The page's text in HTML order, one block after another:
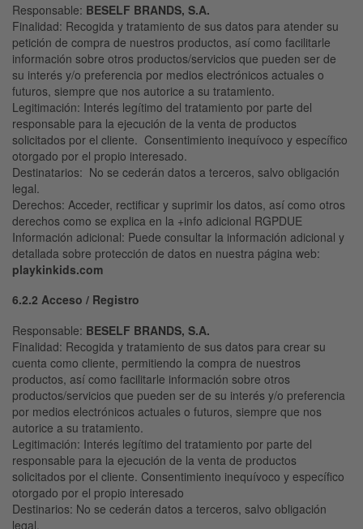
Responsable: BESELF BRANDS, S.A.
Finalidad: Recogida y tratamiento de sus datos para atender su
petición de compra de nuestros productos, así como facilitarle
información sobre otros productos/servicios que pueden ser de
su interés y/o preferencia por medios electrónicos actuales o
futuros, siempre que nos autorice a su tratamiento.
Legitimación: Interés legítimo del tratamiento por parte del
responsable para la ejecución de la venta de productos
solicitados por el cliente. Consentimiento inequívoco y específico
otorgado por el propio interesado.
Destinatarios: No se cederán datos a terceros, salvo obligación
legal.
Derechos: Acceder, rectificar y suprimir los datos, así como otros
derechos como se explica en la +info adicional RGPDUE
Información adicional: Puede consultar la información adicional y
detallada sobre protección de datos en nuestra página web:
playkinkids.com
6.2.2 Acceso / Registro
Responsable: BESELF BRANDS, S.A.
Finalidad: Recogida y tratamiento de sus datos para crear su
cuenta como cliente, permitiendo la compra de nuestros
productos, así como facilitarle información sobre otros
productos/servicios que pueden ser de su interés y/o preferencia
por medios electrónicos actuales o futuros, siempre que nos
autorice a su tratamiento.
Legitimación: Interés legítimo del tratamiento por parte del
responsable para la ejecución de la venta de productos
solicitados por el cliente. Consentimiento inequívoco y específico
otorgado por el propio interesado
Destinarios: No se cederán datos a terceros, salvo obligación
legal.